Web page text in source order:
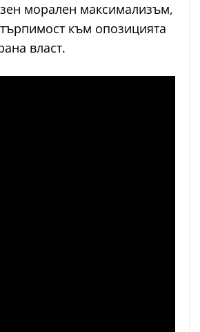
морален максимализъм,
към опозицията
власт.